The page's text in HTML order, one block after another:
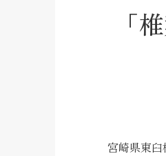
「
宮崎県東臼